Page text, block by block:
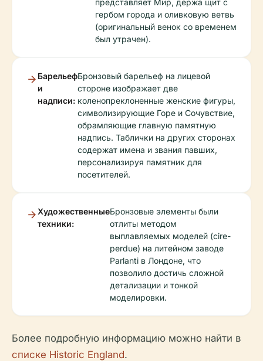
гербом города и оливковую ветвь
(оригинальный венок со временем
был утрачен).
Барельеф
и
надписи:
Бронзовый барельеф на лицевой
стороне изображает две
коленопреклоненные женские фигуры,
символизирующие Горе и Сочувствие,
обрамляющие главную памятную
надпись. Таблички на других сторонах
содержат имена и звания павших,
персонализируя памятник для
посетителей.
Художественные
техники:
Бронзовые элементы были
отлиты методом
выплавляемых моделей (cire-
perdue) на литейном заводе
Parlanti в Лондоне, что
позволило достичь сложной
детализации и тонкой
моделировки.
Более подробную информацию можно найти в
списке Historic England.